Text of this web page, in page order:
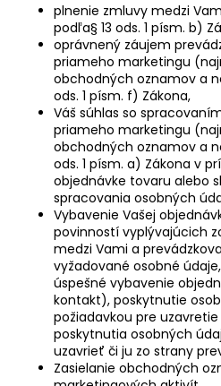
plnenie zmluvy medzi
podľa§ 13 ods. 1 písm. b)
oprávnený záujem
priameho marketingu
obchodných oznamov a
ods. 1 písm. f) Zákona,
Váš súhlas so
priameho marketingu
obchodných oznamov a
ods. 1 písm. a) Zákona v
objednávke tovaru alebo
spracovania osobných
Vybavenie Vašej
povinností vyplývajúcich
medzi Vami a
vyžadované osobné
úspešné vybavenie
kontakt), poskytnutie
požiadavkou pre
poskytnutia osobných
uzavrieť či ju zo strany
Zasielanie obchodných
NAJOBĽÚBENEJŠÍ
MINERÁLOV
ACHÁT,
ÓNYX,
HEMATIT,
BRONZIT,
TIGRIE